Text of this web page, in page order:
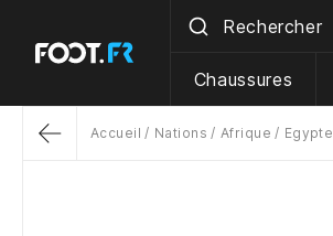
Chaussures
Accueil Nations Afrique Egypte